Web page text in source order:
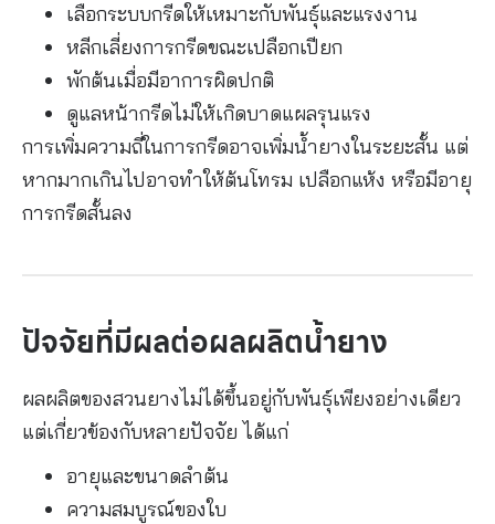
เลือกระบบกรีดให้เหมาะกับพันธุ์และแรงงาน
หลีกเลี่ยงการกรีดขณะเปลือกเปียก
พักต้นเมื่อมีอาการผิดปกติ
ดูแลหน้ากรีดไม่ให้เกิดบาดแผลรุนแรง
การเพิ่มความถี่ในการกรีดอาจเพิ่มน้ำยางในระยะสั้น แต่
หากมากเกินไปอาจทำให้ต้นโทรม เปลือกแห้ง หรือมีอายุ
การกรีดสั้นลง
ปัจจัยที่มีผลต่อผลผลิตน้ำยาง
ผลผลิตของสวนยางไม่ได้ขึ้นอยู่กับพันธุ์เพียงอย่างเดียว
แต่เกี่ยวข้องกับหลายปัจจัย ได้แก่
อายุและขนาดลำต้น
ความสมบูรณ์ของใบ